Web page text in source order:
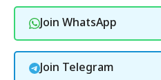
Join WhatsApp
Join Telegram